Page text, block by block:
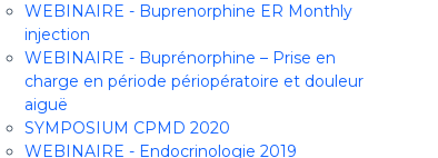
WEBINAIRE - Buprenorphine ER Monthly
injection
WEBINAIRE - Buprénorphine – Prise en
charge en période périopératoire et douleur
aiguë
SYMPOSIUM CPMD 2020
WEBINAIRE - Endocrinologie 2019